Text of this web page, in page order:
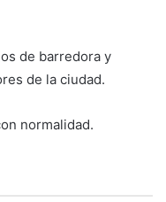
de barredora y
de la ciudad.
normalidad.